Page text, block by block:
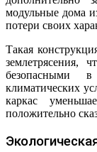
модульные дома
потери своих
Такая
землетрясения,
безопасными
климатических
каркас
положительно